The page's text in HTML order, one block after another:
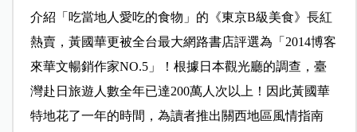
介紹「吃當地人愛吃的食物」的《東京B級美食》長紅
熱賣，黃國華更被全台最大網路書店評選為「2014博客
來華文暢銷作家NO.5」！根據日本觀光廳的調查，臺
灣赴日旅遊人數全年已達200萬人次以上！因此黃國華
特地花了一年的時間，為讀者推出關西地區風情指南